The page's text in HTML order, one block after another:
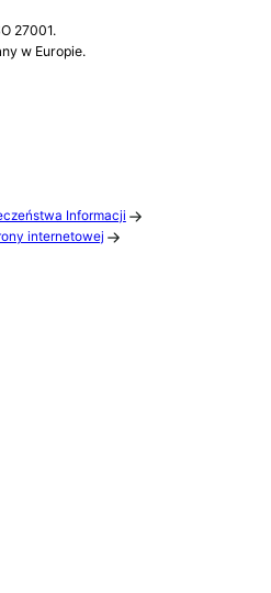
27001.
w Europie.
Informacji
internetowej